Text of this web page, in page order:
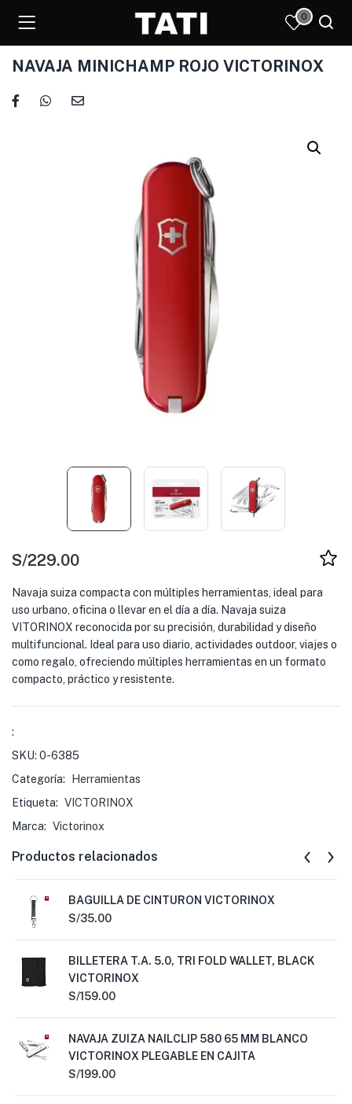
0
NAVAJA MINICHAMP ROJO VICTORINOX
S/229.00
Navaja suiza compacta con múltiples herramientas, ideal para
uso urbano, oficina o llevar en el día a día. Navaja suiza
VITORINOX reconocida por su precisión, durabilidad y diseño
multifuncional. Ideal para uso diario, actividades outdoor, viajes o
como regalo, ofreciendo múltiples herramientas en un formato
compacto, práctico y resistente.
:
SKU: 0-6385
Categoría:
Herramientas
Etiqueta: VICTORINOX
Marca: Victorinox
Productos relacionados
BAGUILLA DE CINTURON VICTORINOX
S/35.00
BILLETERA T.A. 5.0, TRI FOLD WALLET, BLACK
VICTORINOX
S/159.00
NAVAJA ZUIZA NAILCLIP 580 65 MM BLANCO
VICTORINOX PLEGABLE EN CAJITA
S/199.00